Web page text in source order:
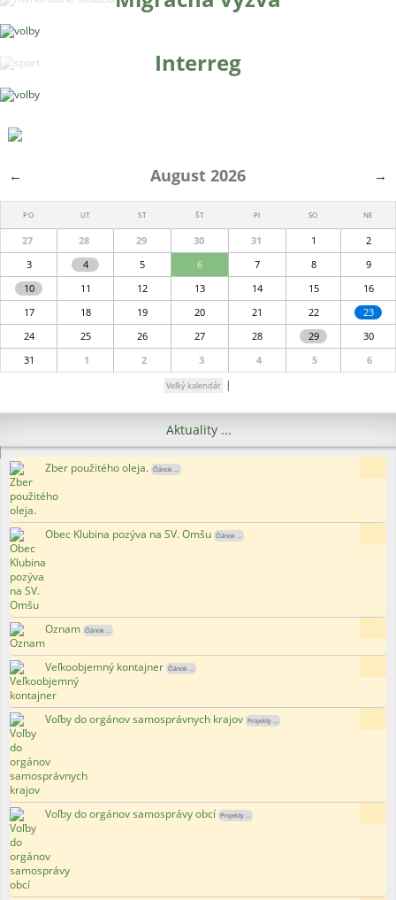
Interreg
← →
August 2026
PO UT ST ŠT PI SO NE
27 28 29 30 31 1
2
3
4 5 6 7 8
9
10
11 12 13 14 15
16
17
18 19 20 21 22
23
24
25 26 27 28 29
30
31
1 2 3 4 5 6
Veľký kalendár |
Aktuality ...
Zber použitého oleja. Článok ...
Obec Klubina pozýva na SV. Omšu Článok ...
Oznam Článok ...
Veľkoobjemný kontajner Článok ...
Voľby do orgánov samosprávnych krajov Projekty ...
Voľby do orgánov samosprávy obcí Projekty ...